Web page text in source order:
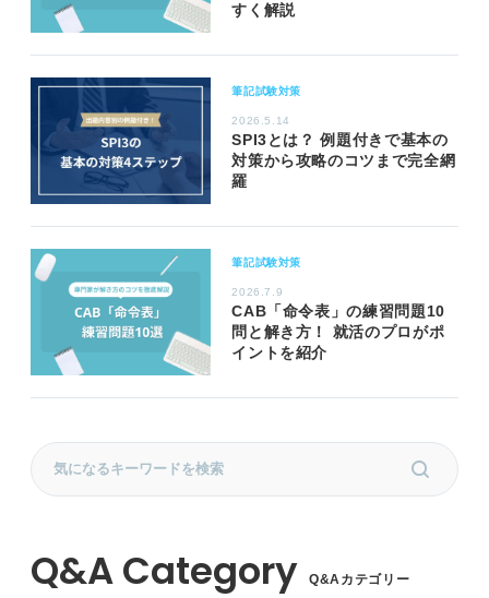
すく解説
筆記試験対策
2026.5.14
SPI3とは？ 例題付きで基本の
対策から攻略のコツまで完全網
羅
筆記試験対策
2026.7.9
CAB「命令表」の練習問題10
問と解き方！ 就活のプロがポ
イントを紹介
Q&Aカテゴリー